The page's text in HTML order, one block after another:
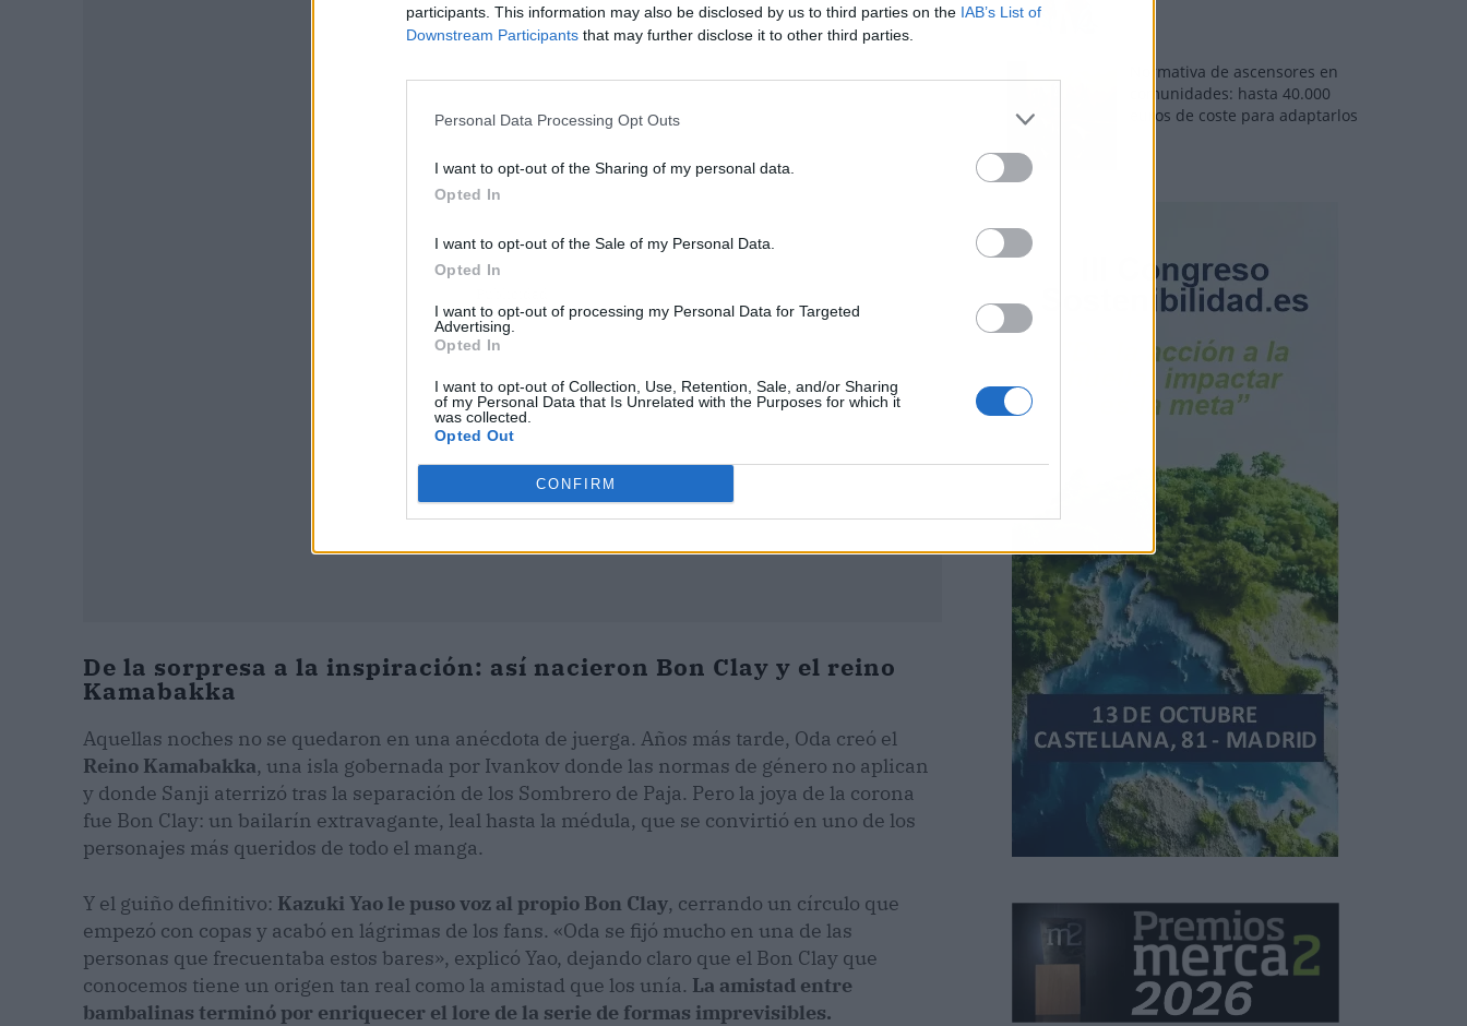
participants. This information may also be disclosed by us to third parties on the IAB’s List of
Downstream Participants that may further disclose it to other third parties.
Personal Data Processing Opt Outs
I want to opt-out of the Sharing of my personal data.
Opted In
I want to opt-out of the Sale of my Personal Data.
Opted In
I want to opt-out of processing my Personal Data for Targeted
Advertising.
Opted In
I want to opt-out of Collection, Use, Retention, Sale, and/or Sharing
of my Personal Data that Is Unrelated with the Purposes for which it
was collected.
Opted Out
CONFIRM
De la sorpresa a la inspiración: así nacieron Bon Clay y el reino
Kamabakka
Aquellas noches no se quedaron en una anécdota de juerga. Años más tarde, Oda creó el
Reino Kamabakka, una isla gobernada por Ivankov donde las normas de género no aplican
y donde Sanji aterrizó tras la separación de los Sombrero de Paja. Pero la joya de la corona
fue Bon Clay: un bailarín extravagante, leal hasta la médula, que se convirtió en uno de los
personajes más queridos de todo el manga.
Y el guiño definitivo: Kazuki Yao le puso voz al propio Bon Clay, cerrando un círculo que
empezó con copas y acabó en lágrimas de los fans. «Oda se fijó mucho en una de las
personas que frecuentaba estos bares», explicó Yao, dejando claro que el Bon Clay que
conocemos tiene un origen tan real como la amistad que los unía. La amistad entre
bambalinas terminó por enriquecer el lore de la serie de formas imprevisibles.
Normativa de ascensores en
comunidades: hasta 40.000
euros de coste para adaptarlos